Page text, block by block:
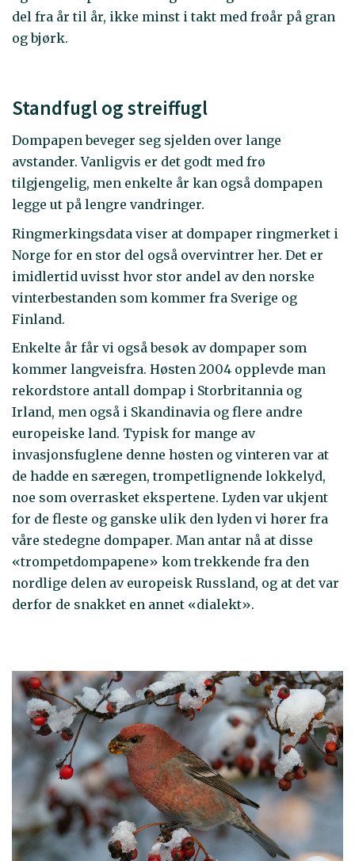
del fra år til år, ikke minst i takt med frøår på gran
og bjørk.
Standfugl og streiffugl
Dompapen beveger seg sjelden over lange
avstander. Vanligvis er det godt med frø
tilgjengelig, men enkelte år kan også dompapen
legge ut på lengre vandringer.
Ringmerkingsdata viser at dompaper ringmerket i
Norge for en stor del også overvintrer her. Det er
imidlertid uvisst hvor stor andel av den norske
vinterbestanden som kommer fra Sverige og
Finland.
Enkelte år får vi også besøk av dompaper som
kommer langveisfra. Høsten 2004 opplevde man
rekordstore antall dompap i Storbritannia og
Irland, men også i Skandinavia og flere andre
europeiske land. Typisk for mange av
invasjonsfuglene denne høsten og vinteren var at
de hadde en særegen, trompetlignende lokkelyd,
noe som overrasket ekspertene. Lyden var ukjent
for de fleste og ganske ulik den lyden vi hører fra
våre stedegne dompaper. Man antar nå at disse
«trompetdompapene» kom trekkende fra den
nordlige delen av europeisk Russland, og at det var
derfor de snakket en annet «dialekt».